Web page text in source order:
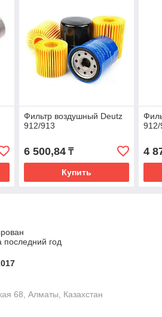
Фильтр воздушный Deutz
912/913
6 500,84₸
Купить
4
последний год
68, Алматы, Казахстан